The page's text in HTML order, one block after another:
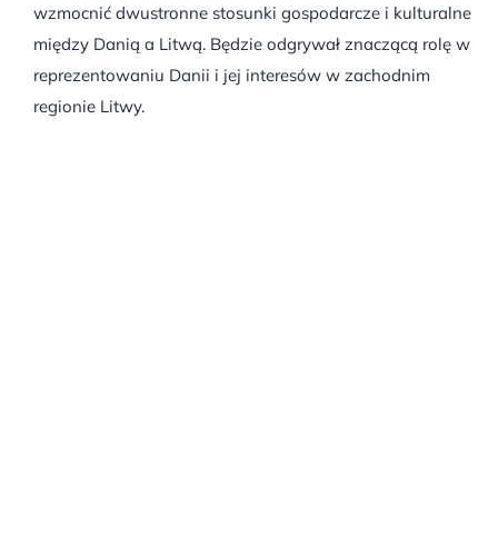
wzmocnić dwustronne stosunki gospodarcze i kulturalne
między Danią a Litwą. Będzie odgrywał znaczącą rolę w
reprezentowaniu Danii i jej interesów w zachodnim
regionie Litwy.